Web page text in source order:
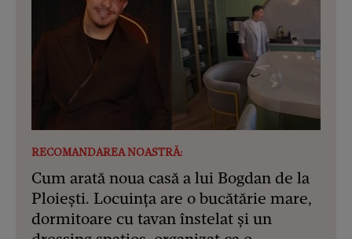
RECOMANDAREA NOASTRĂ:
Cum arată noua casă a lui Bogdan de la
Ploiești. Locuința are o bucătărie mare,
dormitoare cu tavan înstelat și un